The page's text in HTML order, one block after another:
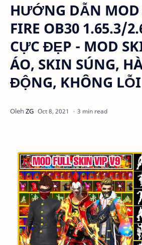
HƯỚNG DẪN MOD
FIRE OB30 1.65.3/
CỰC ĐẸP - MOD
ÁO, SKIN SÚNG,
ĐỘNG, KHÔNG
3 min read